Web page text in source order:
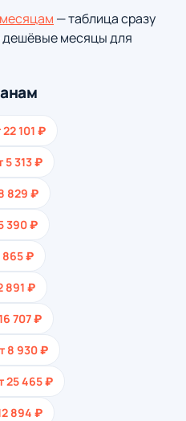
— таблица сразу
дешёвые месяцы для
22 101 ₽
5 313 ₽
829 ₽
390 ₽
865 ₽
891 ₽
707 ₽
8 930 ₽
25 465 ₽
894 ₽